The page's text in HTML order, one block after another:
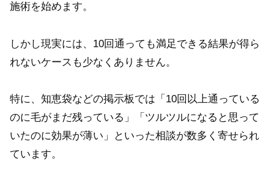
施術を始めます。
しかし現実には、10回通っても満足できる結果が得ら
れないケースも少なくありません。
特に、知恵袋などの掲示板では「10回以上通っている
のに毛がまだ残っている」「ツルツルになると思って
いたのに効果が薄い」といった相談が数多く寄せられ
ています。